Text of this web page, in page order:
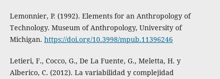
Lemonnier, P. (1992). Elements for an Anthropology of
Technology. Museum of Anthropology, University of
Michigan. https://doi.org/10.3998/mpub.11396246
Letieri, F., Cocco, G., De La Fuente, G., Meletta, H. y
Alberico, C. (2012). La variabilidad y complejidad